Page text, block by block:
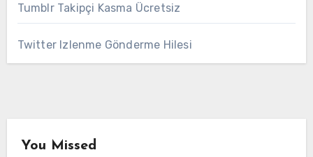
Tumblr Takipçi Kasma Ücretsiz
Twitter Izlenme Gönderme Hilesi
You Missed